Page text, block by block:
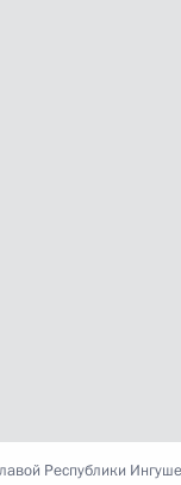
года, 15:00
Республики